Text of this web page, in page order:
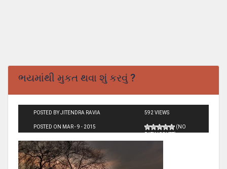
ભયમાંથી મુકત થવા શું કરવું ?
POSTED BY JITENDRA RAVIA
POSTED ON MAR - 9 - 2015
592 VIEWS
(NO
RATINGS YET)